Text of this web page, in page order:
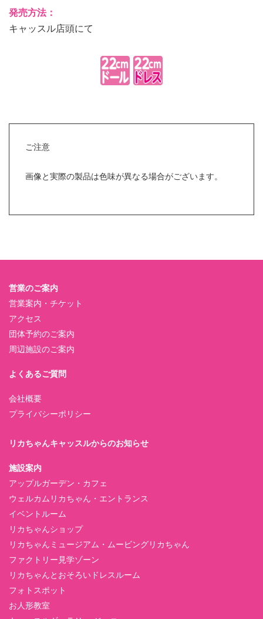
発売方法：
キャッスル店頭にて
ご注意
画像と実際の製品は色味が異なる場合がございます。
営業のご案内
営業案内・チケット
アクセス
団体予約のご案内
周辺施設のご案内
よくあるご質問
会社概要
プライバシーポリシー
リカちゃんキャッスルからのお知らせ
施設案内
アップルガーデン・カフェ
ウェルカムリカちゃん・エントランス
イベントルーム
リカちゃんショップ
リカちゃんミュージアム・ムービングリカちゃん
ファクトリー見学ゾーン
リカちゃんとおそろいドレスルーム
フォトスポット
お人形教室